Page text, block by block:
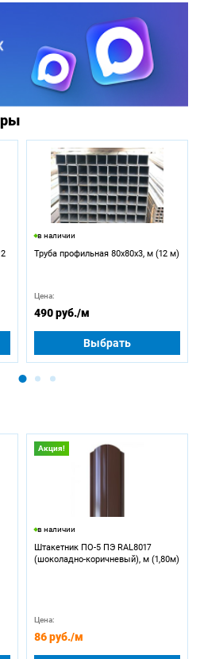
в наличии
Труба профильная 80х80х3, м (12 м)
Цена:
490 руб./м
Выбрать
Акция!
в наличии
Штакетник ПО-5 ПЭ RAL8017
(шоколадно-коричневый), м (1,80м)
Цена:
86 руб./м